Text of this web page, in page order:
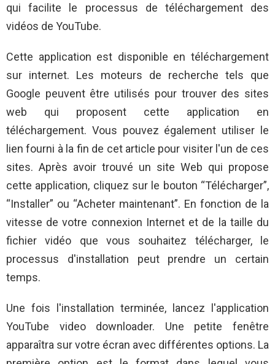
qui facilite le processus de téléchargement des
vidéos de YouTube.
Cette application est disponible en téléchargement
sur internet. Les moteurs de recherche tels que
Google peuvent être utilisés pour trouver des sites
web qui proposent cette application en
téléchargement. Vous pouvez également utiliser le
lien fourni à la fin de cet article pour visiter l'un de ces
sites. Après avoir trouvé un site Web qui propose
cette application, cliquez sur le bouton “Télécharger”,
“Installer” ou “Acheter maintenant”. En fonction de la
vitesse de votre connexion Internet et de la taille du
fichier vidéo que vous souhaitez télécharger, le
processus d'installation peut prendre un certain
temps.
Une fois l'installation terminée, lancez l'application
YouTube video downloader. Une petite fenêtre
apparaîtra sur votre écran avec différentes options. La